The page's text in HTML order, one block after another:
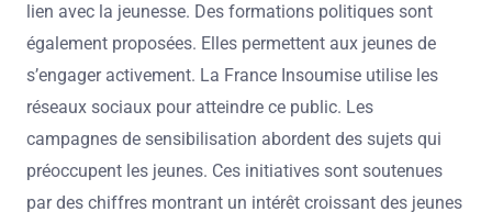
lien avec la jeunesse. Des formations politiques sont
également proposées. Elles permettent aux jeunes de
s’engager activement. La France Insoumise utilise les
réseaux sociaux pour atteindre ce public. Les
campagnes de sensibilisation abordent des sujets qui
préoccupent les jeunes. Ces initiatives sont soutenues
par des chiffres montrant un intérêt croissant des jeunes